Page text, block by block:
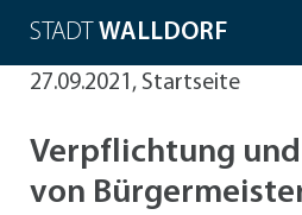
STADT WALLDORF
27.09.2021, Startseite
Verpflichtung
von